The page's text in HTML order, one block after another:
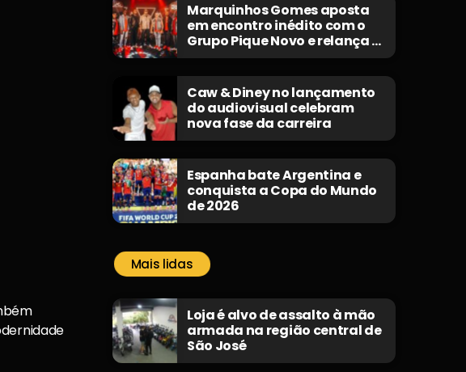
Marquinhos Gomes aposta
em encontro inédito com o
Grupo Pique Novo e relança o
clássico “Não Morrerei”
Caw & Diney no lançamento
do audiovisual celebram
nova fase da carreira
Espanha bate Argentina e
conquista a Copa do Mundo
de 2026
Mais lidas
Loja é alvo de assalto à mão
armada na região central de
São José